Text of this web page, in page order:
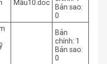
Mẫu10.doc
Bản sao:
0
Bản
chính: 1
Bản sao:
0